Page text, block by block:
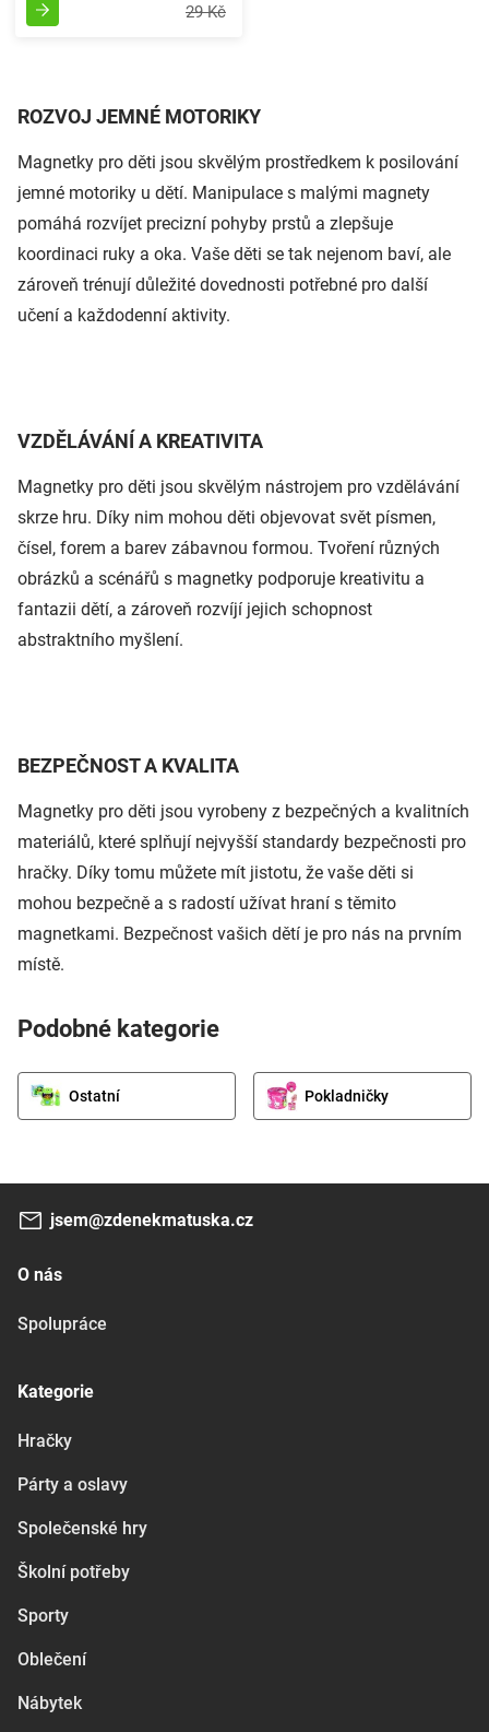
29 Kč
ROZVOJ JEMNÉ MOTORIKY
Magnetky pro děti jsou skvělým prostředkem k posilování
jemné motoriky u dětí. Manipulace s malými magnety
pomáhá rozvíjet precizní pohyby prstů a zlepšuje
koordinaci ruky a oka. Vaše děti se tak nejenom baví, ale
zároveň trénují důležité dovednosti potřebné pro další
učení a každodenní aktivity.
VZDĚLÁVÁNÍ A KREATIVITA
Magnetky pro děti jsou skvělým nástrojem pro vzdělávání
skrze hru. Díky nim mohou děti objevovat svět písmen,
čísel, forem a barev zábavnou formou. Tvoření různých
obrázků a scénářů s magnetky podporuje kreativitu a
fantazii dětí, a zároveň rozvíjí jejich schopnost
abstraktního myšlení.
BEZPEČNOST A KVALITA
Magnetky pro děti jsou vyrobeny z bezpečných a kvalitních
materiálů, které splňují nejvyšší standardy bezpečnosti pro
hračky. Díky tomu můžete mít jistotu, že vaše děti si
mohou bezpečně a s radostí užívat hraní s těmito
magnetkami. Bezpečnost vašich dětí je pro nás na prvním
místě.
Podobné kategorie
Ostatní Pokladničky
jsem@zdenekmatuska.cz
O nás
Spolupráce
Kategorie
Hračky
Párty a oslavy
Společenské hry
Školní potřeby
Sporty
Oblečení
Nábytek